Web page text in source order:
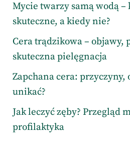
Mycie twarzy samą wodą –
skuteczne, a kiedy nie?
Cera trądzikowa – objawy,
skuteczna pielęgnacja
Zapchana cera: przyczyny,
unikać?
Jak leczyć zęby? Przegląd
profilaktyka